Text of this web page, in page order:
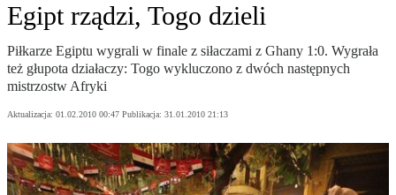
Egipt rządzi, Togo dzieli
Piłkarze Egiptu wygrali w finale z siłaczami z Ghany 1:0. Wygrała
też głupota działaczy: Togo wykluczono z dwóch następnych
mistrzostw Afryki
Aktualizacja: 01.02.2010 00:47 Publikacja: 31.01.2010 21:13